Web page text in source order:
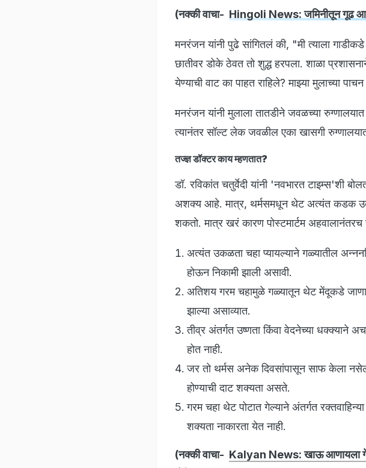
(नक्की वाचा- Hingoli News: जमिनीतून गूढ
मनरंजन यांनी पुढे सांगितलं की, "मी त्याला
छातीवर डोके ठेवत तो शुद्ध हरपला. शाळा
येण्याची वाट का पाहत राहिले? माझ्या मुलाच्या
मनरंजन यांनी मुलाला तातडीने जवळच्या
त्यानंतर सॉल्ट लेक जवळील एका खासगी
तज्ज्ञ डॉक्टर काय म्हणतात?
डॉ. रविकांत चतुर्वेदी यांनी 'नवभारत टाइम्स'शी
अशक्य आहे. मात्र, थर्मसमधून थेट अत्यंत कडक
शकतो. मात्र खरं कारण पोस्टमार्टम अहवालानंतरच
अत्यंत उकळता चहा प्यायल्याने गळ्यातील
होऊन निकामी झाली असावी.
अतिशय गरम चहामुळे गळ्यातून थेट मेंदूकडे
झाल्या असाव्यात.
तीव्र अंतर्गत उष्णता किंवा वेदनेच्या धक्क्याने
होत नाही.
जर तो थर्मस अनेक दिवसांपासून साफ केला
होण्याची दाट शक्यता असते.
गरम चहा थेट पोटात गेल्याने अंतर्गत
शक्यता नाकारता येत नाही.
(नक्की वाचा- Kalyan News: खाऊ आणायला